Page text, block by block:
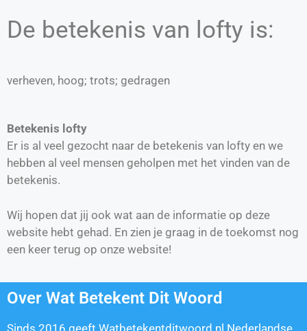
De betekenis van lofty is:
verheven, hoog; trots; gedragen
Betekenis lofty
Er is al veel gezocht naar de betekenis van lofty en we
hebben al veel mensen geholpen met het vinden van de
betekenis.
Wij hopen dat jij ook wat aan de informatie op deze
website hebt gehad. En zien je graag in de toekomst nog
een keer terug op onze website!
Over Wat Betekent Dit Woord